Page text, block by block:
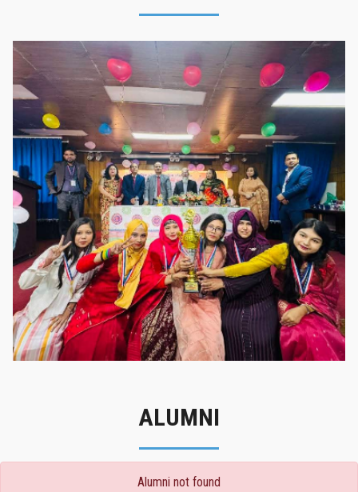
গৌরবের মুহূর্ত
গৌরবের মুহূর্ত
ALUMNI
Alumni not found